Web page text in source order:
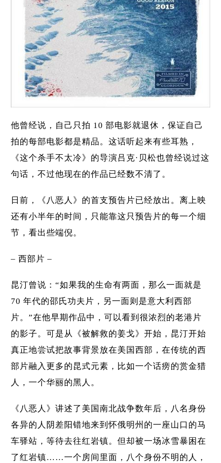
他曾经说，自己只拍 10 部电影就退休，保证自己
拍的每部电影都是精品。这话听起来有些耳熟，
《这个杀手不太冷》 的导演吕克·贝松也曾经说过这
句话，不过他现在的作品已经数不清了。
日前，《八恶人》的首支预告片已经放出。离上映
还有小半年的时间，只能靠这只预告片的每一个细
节，看出些端倪。
– 西部片 –
昆汀曾说：“如果我的生命有两面，那么一面就是
70 年代的邵氏功夫片，另一面则是意大利西部
片。”在他早期作品中，可以看到很浓烈的老港片
的影子。可是从《被解救的姜戈》开始，昆汀开始
真正地尝试把故事背景放在美国西部，在传统的西
部片融入更多的昆式元素，比如一个话痨的赏金猎
人，一个华丽的黑人。
《八恶人》讲述了美国南北战争数年后，八名身份
各异的人阴差阳错地来到怀俄明州的一座山口的马
车驿站，等待去往红岩镇。但却被一场冰雪暴困在
了红岩镇……一个房间里面，八个身份不明的人，